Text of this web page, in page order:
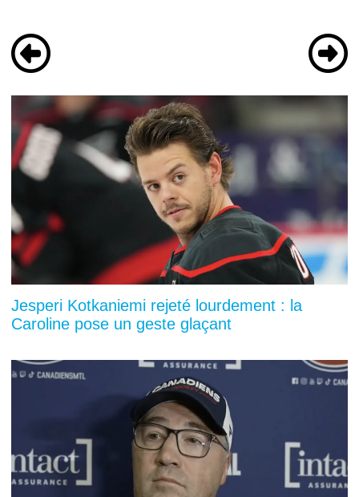
Jesperi Kotkaniemi rejeté lourdement : la
Caroline pose un geste glaçant